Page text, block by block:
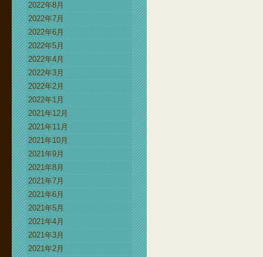
2022年8月
2022年7月
2022年6月
2022年5月
2022年4月
2022年3月
2022年2月
2022年1月
2021年12月
2021年11月
2021年10月
2021年9月
2021年8月
2021年7月
2021年6月
2021年5月
2021年4月
2021年3月
2021年2月